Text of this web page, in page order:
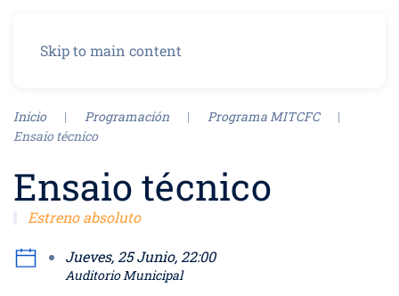
Skip to main content
Inicio Programación
Programa MITCFC
Ensaio técnico
Ensaio técnico
Estreno absoluto
Jueves, 25 Junio, 22:00
Auditorio Municipal